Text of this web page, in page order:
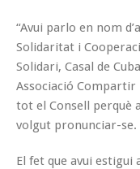
“Avui parlo en nom
Solidaritat i
Solidari, Casal de
Associació Compartir
tot el Consell perquè
volgut pronunciar-se.
El fet que avui